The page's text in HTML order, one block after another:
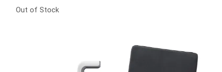
69,90 €.
Out of Stock